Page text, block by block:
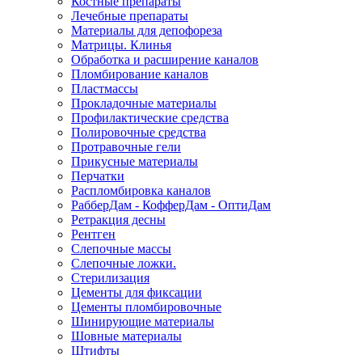
Лечебные препараты
Материалы для депофореза
Матрицы. Клинья
Обработка и расширение каналов
Пломбирование каналов
Пластмассы
Прокладочные материалы
Профилактические средства
Полировочные средства
Протравочные гели
Прикусные материалы
Перчатки
Распломбировка каналов
РабберДам - КофферДам - ОптиДам
Ретракция десны
Рентген
Слепочные массы
Слепочные ложки.
Стерилизация
Цементы для фиксации
Цементы пломбировочные
Шинирующие материалы
Шовные материалы
Штифты